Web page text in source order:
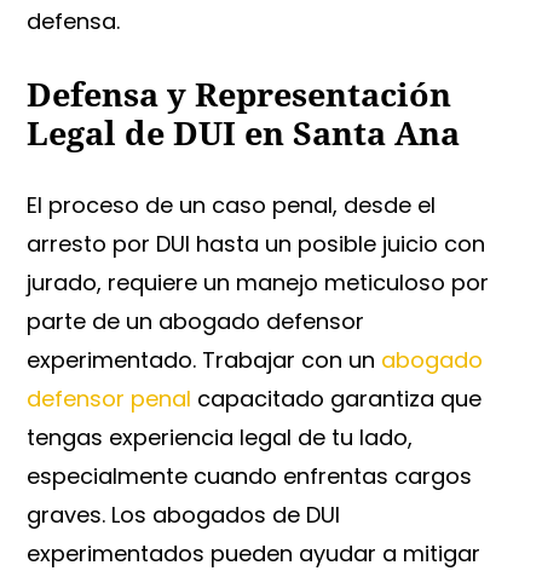
defensa.
Defensa y Representación
Legal de DUI en Santa Ana
El proceso de un caso penal, desde el
arresto por DUI hasta un posible juicio con
jurado, requiere un manejo meticuloso por
parte de un abogado defensor
experimentado. Trabajar con un abogado
defensor penal capacitado garantiza que
tengas experiencia legal de tu lado,
especialmente cuando enfrentas cargos
graves. Los abogados de DUI
experimentados pueden ayudar a mitigar